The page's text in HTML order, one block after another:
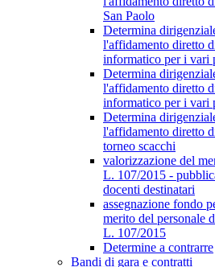
San Paolo
Determina
l'affidamento diretto
informatico per i vari
Determina
l'affidamento diretto
informatico per i vari
Determina
l'affidamento diretto
torneo scacchi
valorizzazione del
L. 107/2015 -
docenti destinatari
assegnazione fondo
merito del personale
L. 107/2015
Determine a contrarre
Bandi di gara e contratti